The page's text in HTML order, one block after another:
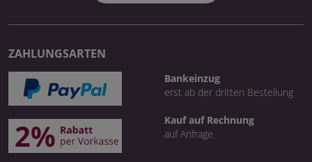
ZAHLUNGSARTEN
Bankeinzug
erst ab der dritten Bestellung
Kauf auf Rechnung
auf Anfrage